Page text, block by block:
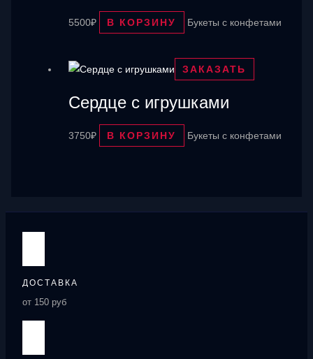
5500₽ В КОРЗИНУ Букеты с конфетами
ЗАКАЗАТЬ
Сердце с игрушками
3750₽ В КОРЗИНУ Букеты с конфетами
ДОСТАВКА
от 150 руб